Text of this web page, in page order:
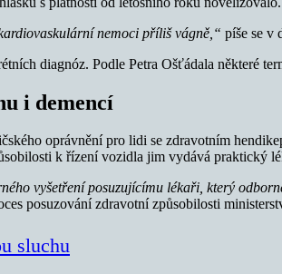
nemoci příliš vágně,“ píše se v
diagnóz. Podle Petra Ošťádala některé
i demencí
oprávnění pro lidi se zdravotním
k řízení vozidla jim vydává praktický
vyšetření posuzujícímu lékaři, který
posuzování zdravotní způsobilosti
sluchu